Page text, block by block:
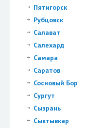
Пятигорск
Рубцовск
Салават
Салехард
Самара
Саратов
Сосновый Бор
Сургут
Сызрань
Сыктывкар